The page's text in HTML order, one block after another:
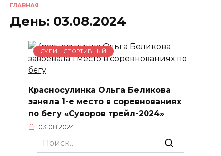
ГЛАВНАЯ
День: 03.08.2024
СУЛИН СПОРТИВНЫЙ
Красносулинка Ольга Беликова
заняла 1-е место в соревнованиях
по бегу «Суворов трейл-2024»
03.08.2024
Search
for: